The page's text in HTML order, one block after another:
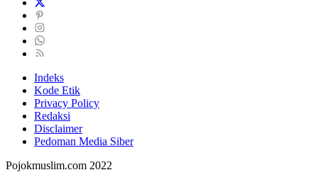
Indeks
Kode Etik
Privacy Policy
Redaksi
Disclaimer
Pedoman Media Siber
Pojokmuslim.com 2022